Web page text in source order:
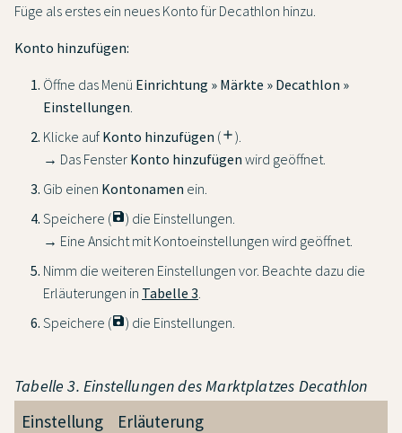
Füge als erstes ein neues Konto für Decathlon hinzu.
Konto hinzufügen:
Öffne das Menü Einrichtung » Märkte » Decathlon »
Einstellungen.
Klicke auf Konto hinzufügen (add).
→ Das Fenster Konto hinzufügen wird geöffnet.
Gib einen Kontonamen ein.
Speichere (save) die Einstellungen.
→ Eine Ansicht mit Kontoeinstellungen wird geöffnet.
Nimm die weiteren Einstellungen vor. Beachte dazu die
Erläuterungen in Tabelle 3.
Speichere (save) die Einstellungen.
Tabelle 3. Einstellungen des Marktplatzes Decathlon
Einstellung
Erläuterung